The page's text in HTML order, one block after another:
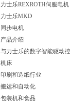
力士乐REXROTH伺服电机
力士乐MKD
同步电机
产品介绍
与力士乐的数字智能驱动
机床
印刷和造纸行业
搬运和自动化
包装机和食品